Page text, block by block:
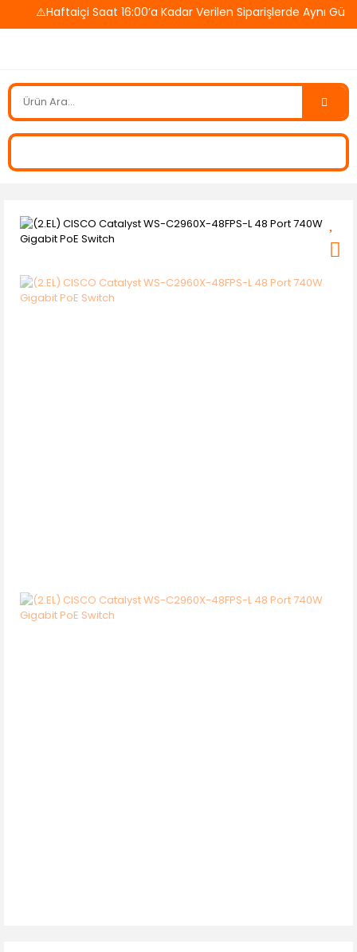
⚠️Haftaiçi Saat 16:00’a Kadar Verilen Siparişlerde Aynı Gün